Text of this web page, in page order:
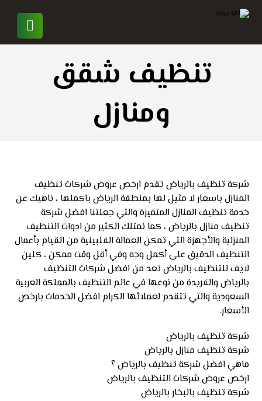
تنظيف شقق
ومنازل
شركة تنظيف بالرياض تقدم ارخص عروض شركات تنظيف
المنازل باسعار لا مثيل لها بمنطقة الرياض باكملها ، ناهيك عن
خدمة تنظيف المنازل المتميزة والتي جعلتنا افضل شركة
تنظيف منازل بالرياض ، كما نمتلك الكثير من ادوات التنظيف
المنزلية والأجهزة التي تمكن العمالة الفلبينية من القيام بأعمال
التنظيف الدقيق على أكمل وجه وفي أقل وقت ممكن ، كلين
لايف للتنظيف بالرياض تعد من افضل شركات التنظيف
بالرياض والفريدة من نوعها في عالم التنظيف بالمملكة العربية
السعودية والتي تتقدم لعملائها الكرام افضل الخدمات بارخص
الأسعار.
شركة تنظيف بالرياض
شركة تنظيف منازل بالرياض
ماهي افضل شركة تنظيف بالرياض ؟
ارخص عروض شركات التنظيف بالرياض
شركة تنظيف بالبخار بالرياض